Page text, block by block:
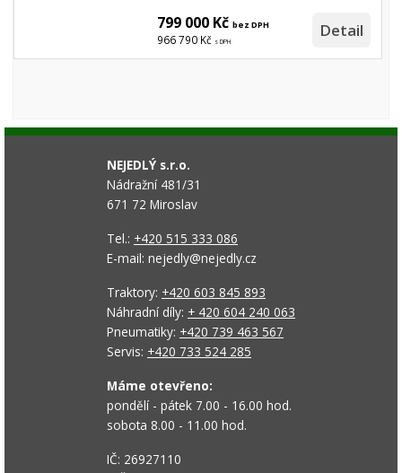
799 000 Kč bez DPH
966 790 Kč s DPH
Detail
NEJEDLÝ s.r.o.
Nádražní 481/31
671 72 Miroslav
Tel.: +420 515 333 086
E-mail: nejedly@nejedly.cz
Traktory: +420 603 845 893
Náhradní díly: + 420 604 240 063
Pneumatiky: +420 739 463 567
Servis: +420 733 524 285
Máme otevřeno:
pondělí - pátek 7.00 - 16.00 hod.
sobota 8.00 - 11.00 hod.
IČ: 26927110